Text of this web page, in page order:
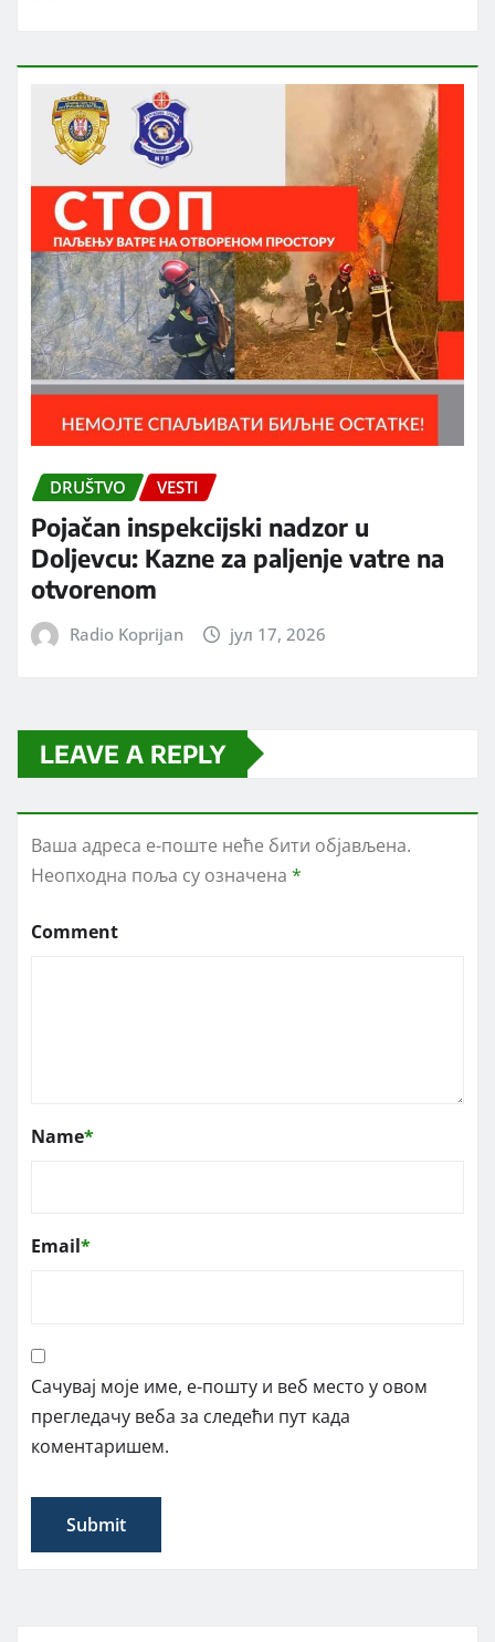
DRUŠTVO VESTI
Pojačan inspekcijski nadzor u
Doljevcu: Kazne za paljenje vatre na
otvorenom
Radio Koprijan јул 17, 2026
LEAVE A REPLY
Ваша адреса е-поште неће бити објављена.
Неопходна поља су означена *
Comment
Name*
Email*
Сачувај моје име, е-пошту и веб место у овом
прегледачу веба за следећи пут када
коментаришем.